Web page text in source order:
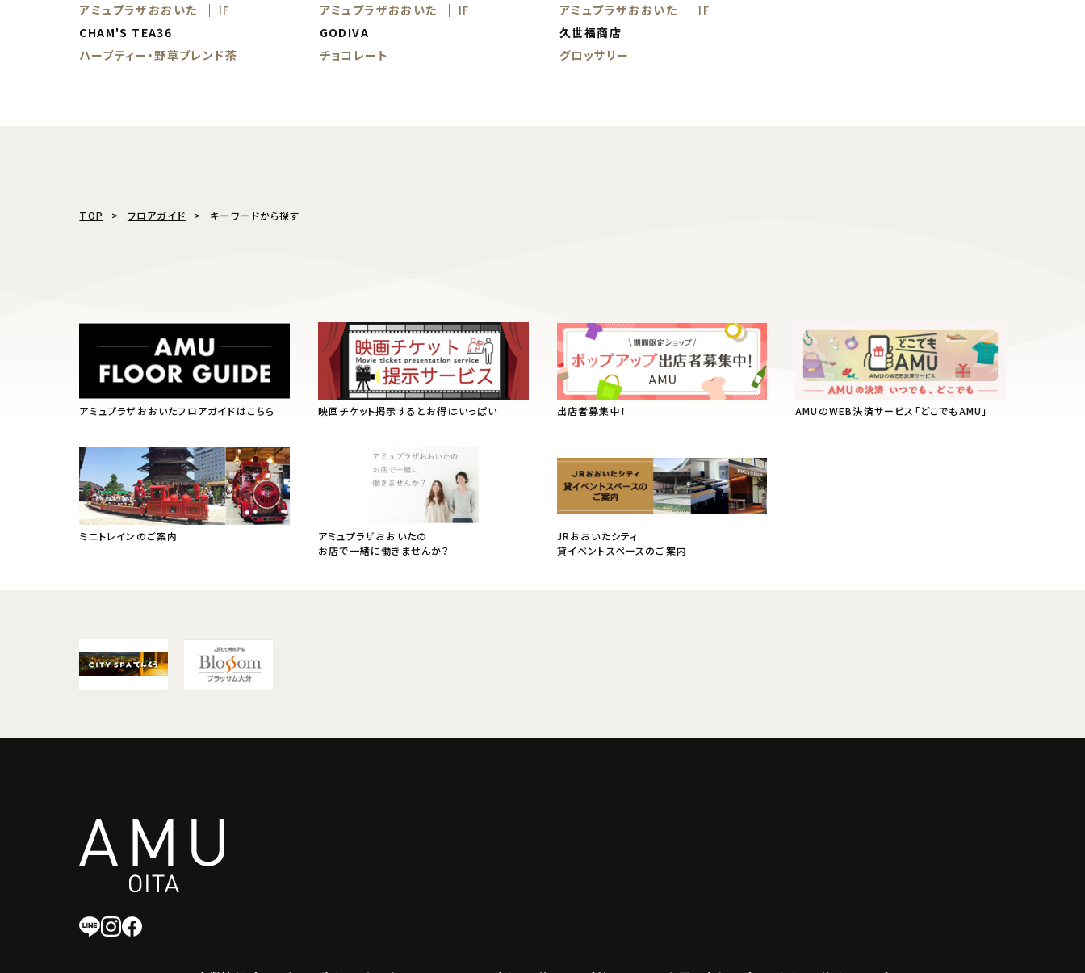
アミュプラザおおいた
1F
CHAM'S TEA36
ハーブティー・野草ブレンド茶
アミュプラザおおいた
1F
GODIVA
チョコレート
アミュプラザおおいた
1F
久世福商店
グロッサリー
TOP フロアガイド キーワードから探す
アミュプラザおおいたフロアガイドはこちら 映画チケット掲示するとお得はいっぱい 出店者募集中！ AMUのWEB決済サービス「どこでもAMU」
ミニトレインのご案内
アミュプラザおおいたの
お店で一緒に働きませんか？
JRおおいたシティ
貸イベントスペースのご案内